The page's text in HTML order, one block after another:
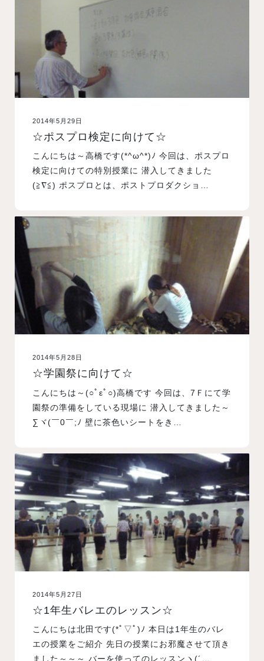
2014年5月29日
☆ポスプロ検定に向けて☆
こんにちは～高橋です(*^ω^*)ﾉ 今回は、ポスプロ
検定に向けての特別授業に 潜入してきました
(≧∇≦) ポスプロとは、ポストプロダクショ…
2014年5月28日
☆学園祭に向けて☆
こんにちは～(○ﾟεﾟ○)高橋です 今回は、7Ｆにて学
園祭の準備をしている現場に 潜入してきました～
∑ヾ(￣0￣;ﾉ 壁に茶色いシートをき…
2014年5月27日
☆1年生バレエのレッスン☆
こんにちは北田です(*ﾟ▽ﾟ)ﾉ 本日は1年生のバレ
エの授業をご紹介 先日の授業にお邪魔させて頂き
ました～～～ バーを使ってのレッスンヽ(´…